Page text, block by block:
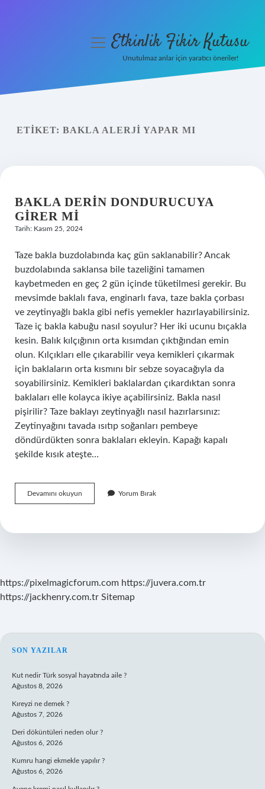
Yasal Uyarı
menüyüEtkinlik Fikir Kutusu
Unutulmaz anlar için yaratıcı öneriler!
ETIKET: BAKLA ALERJI YAPAR MI
BAKLA DERIN DONDURUCUYA
GIRER MI
Tarih: Kasım 25, 2024
Taze bakla buzdolabında kaç gün saklanabilir? Ancak
buzdolabında saklansa bile tazeliğini tamamen
kaybetmeden en geç 2 gün içinde tüketilmesi gerekir. Bu
mevsimde baklalı fava, enginarlı fava, taze bakla çorbası
ve zeytinyağlı bakla gibi nefis yemekler hazırlayabilirsiniz.
Taze iç bakla kabuğu nasıl soyulur? Her iki ucunu bıçakla
kesin. Balık kılçığının orta kısımdan çıktığından emin
olun. Kılçıkları elle çıkarabilir veya kemikleri çıkarmak
için baklaların orta kısmını bir sebze soyacağıyla da
soyabilirsiniz. Kemikleri baklalardan çıkardıktan sonra
baklaları elle kolayca ikiye açabilirsiniz. Bakla nasıl
pişirilir? Taze baklayı zeytinyağlı nasıl hazırlarsınız:
Zeytinyağını tavada ısıtıp soğanları pembeye
döndürdükten sonra baklaları ekleyin. Kapağı kapalı
şekilde kısık ateşte…
Devamını okuyun
Derin
Mi
Yorum Bırak
https://pixelmagicforum.com https://juvera.com.tr
https://jackhenry.com.tr Sitemap
SIDEBAR
SON YAZILAR
Kut nedir Türk sosyal hayatında aile ?
Ağustos 8, 2026
Kıreyzi ne demek ?
Ağustos 7, 2026
Deri döküntüleri neden olur ?
Ağustos 6, 2026
Kumru hangi ekmekle yapılır ?
Ağustos 6, 2026